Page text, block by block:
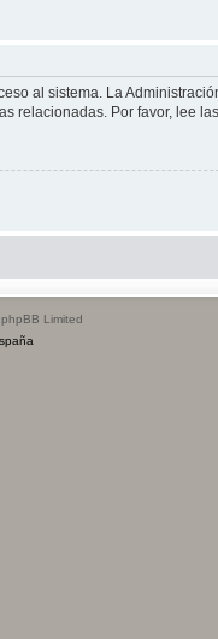
al sistema. La
relacionadas. Por favor, lee
Limited